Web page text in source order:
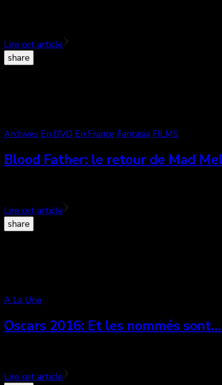
Lire cet article
share
Archives En DVD En France Fantasia FILMS
Blood Father: le retour de Mad
Lire cet article
share
A La Une
Oscars 2016: Et les nommés
Lire cet article